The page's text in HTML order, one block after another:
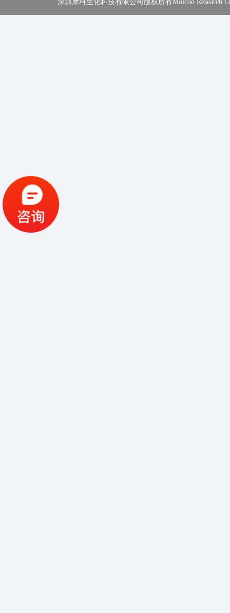
深圳摩科生化科技有限公司版权所有Molcoo Research